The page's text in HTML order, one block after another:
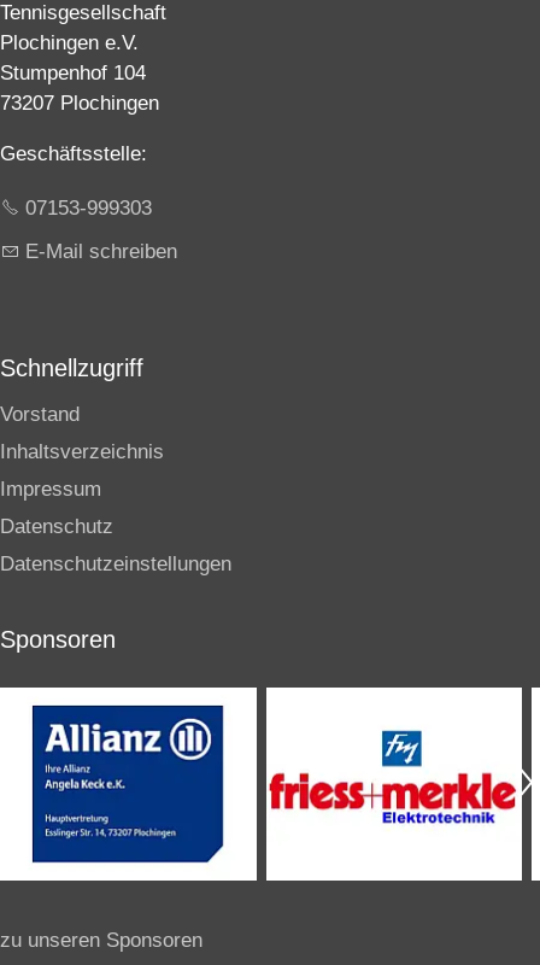
Tennisgesellschaft
Plochingen e.V.
Stumpenhof 104
73207 Plochingen
Geschäftsstelle:
07153-999303
E-Mail schreiben
Schnellzugriff
Vorstand
Inhaltsverzeichnis
Impressum
Datenschutz
Datenschutzeinstellungen
Sponsoren
zu unseren Sponsoren